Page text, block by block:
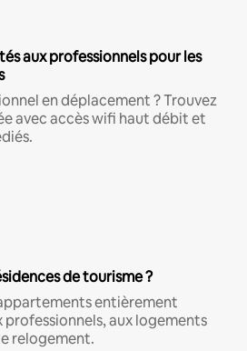
aux professionnels pour les
en déplacement ? Trouvez
avec accès wifi haut débit et
de tourisme ?
entièrement
professionnels, aux logements
relogement.